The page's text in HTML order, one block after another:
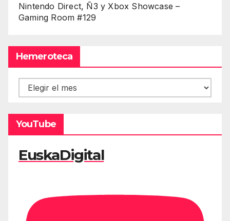
Nintendo Direct, Ñ3 y Xbox Showcase –
Gaming Room #129
Hemeroteca
Hemeroteca
YouTube
EuskaDigital